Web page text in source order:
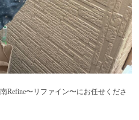
Refine〜リファイン〜にお任せくださ